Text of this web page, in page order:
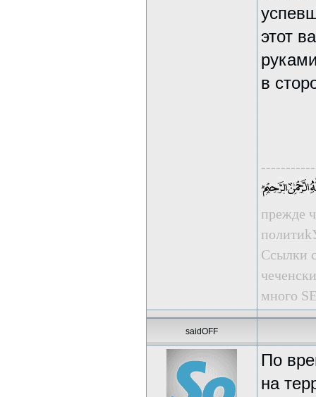
этот
в
прежде
Ссылки
много
saidOFF
По
на